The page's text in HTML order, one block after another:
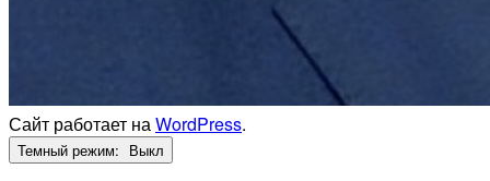
Сайт работает наWordPress.
Темный режим: